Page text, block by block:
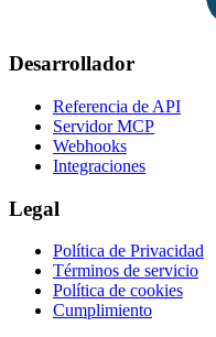
Desarrollador
Referencia de API
Servidor MCP
Webhooks
Integraciones
Legal
Política de Privacidad
Términos de servicio
Política de cookies
Cumplimiento